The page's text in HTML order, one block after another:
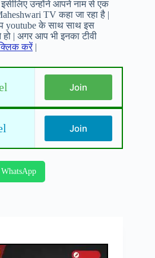
उन्होंने आपने नाम से एक
TV कहा जा रहा है |
youtube के साथ साथ इस
| अगर आप भी इनका टीवी
करें|
Join
Join